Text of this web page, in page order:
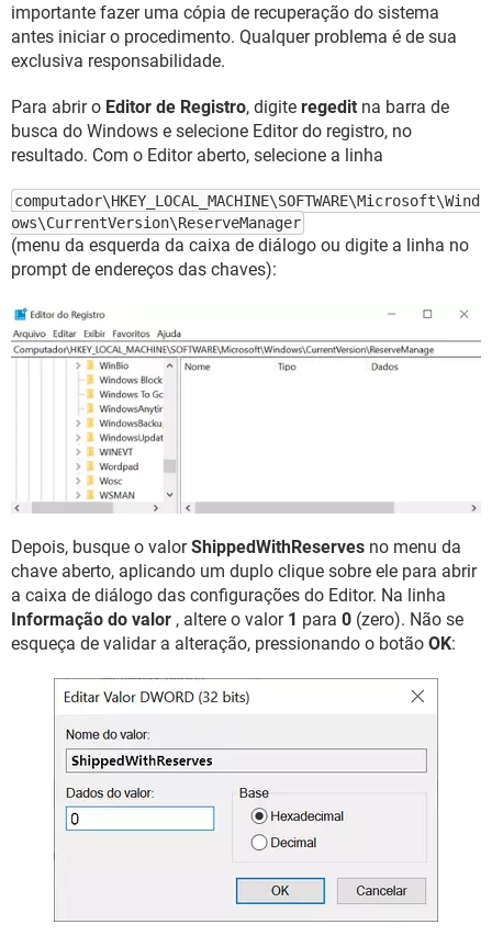
importante fazer uma cópia de recuperação do sistema
antes iniciar o procedimento. Qualquer problema é de sua
exclusiva responsabilidade.
Para abrir o Editor de Registro, digite regedit na barra de
busca do Windows e selecione Editor do registro, no
resultado. Com o Editor aberto, selecione a linha
computador\HKEY_LOCAL_MACHINE\SOFTWARE\Microsoft\Wind
ows\CurrentVersion\ReserveManager
(menu da esquerda da caixa de diálogo ou digite a linha no
prompt de endereços das chaves):
Depois, busque o valorShippedWithReserves no menu da
chave aberto, aplicando um duplo clique sobre ele para abrir
a caixa de diálogo das configurações do Editor. Na linha
Informação do valor , altere o valor 1 para 0 (zero). Não se
esqueça de validar a alteração, pressionando o botão OK: